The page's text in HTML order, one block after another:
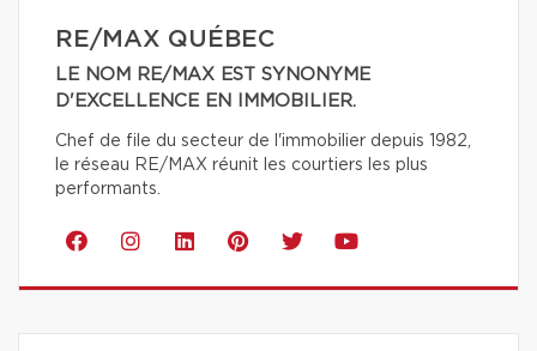
RE/MAX QUÉBEC
LE NOM RE/MAX EST SYNONYME
D'EXCELLENCE EN IMMOBILIER.
Chef de file du secteur de l'immobilier depuis 1982,
le réseau RE/MAX réunit les courtiers les plus
performants.